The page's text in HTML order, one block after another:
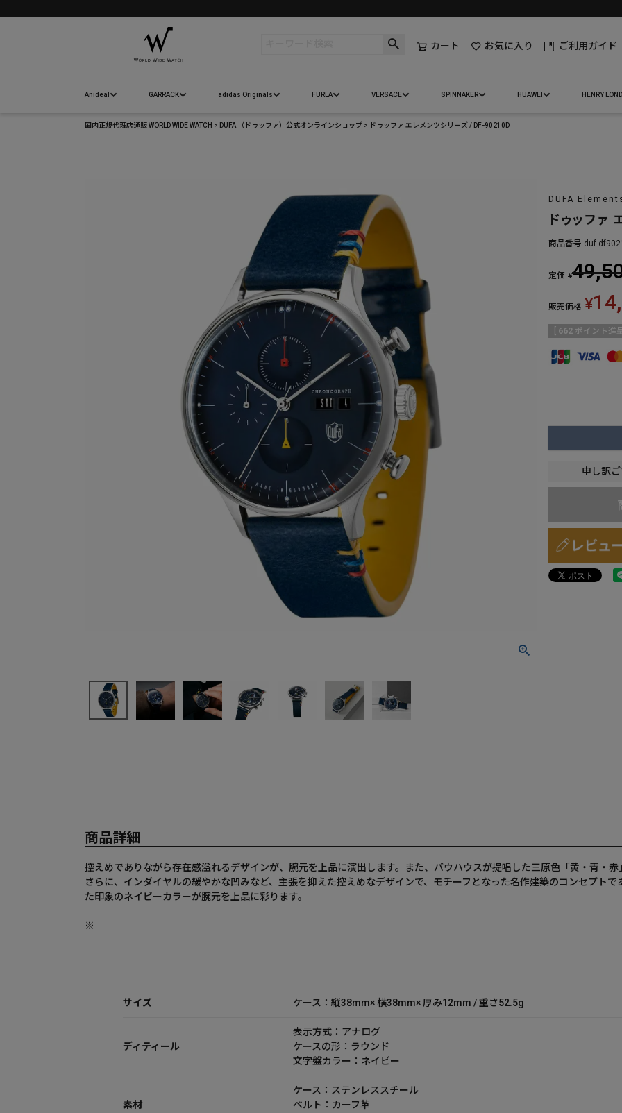
カート お気に入り ご利用ガイド
Anideal GARRACK adidas Originals FURLA VERSACE SPINNAKER HUAWEI HENRY
国内正規代理店通販 WORLD WIDE WATCH DUFA （ドゥッファ）公式オンラインショップ ドゥッファ エレメンツシリーズ / DF-90210D
DUFA
ドゥッファ
商品番号 duf-
定価 ¥
販売価格 ¥
662 ポイント進呈
申し訳
商品詳細
控えめでありながら存在感溢れるデザインが、腕元を上品に演出します。また、バウハウスが提唱した三原色「黄・青・赤
さらに、インダイヤルの緩やかな凹みなど、主張を抑えた控えめなデザインで、モチーフとなった名作建築のコンセプト
た印象のネイビーカラーが腕元を上品に彩ります。
※
サイズ ケース：縦38mm× 横38mm× 厚み12mm / 重さ52.5g
ディティール
表示方式：アナログ
ケースの形：ラウンド
文字盤カラー：ネイビー
素材
ケース：ステンレススチール
ベルト：カーフ革